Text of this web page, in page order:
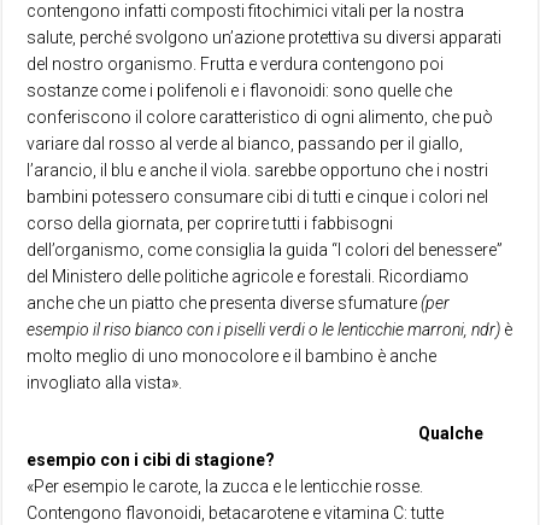
contengono infatti composti fitochimici vitali per la nostra
salute, perché svolgono un’azione protettiva su diversi apparati
del nostro organismo. Frutta e verdura contengono poi
sostanze come i polifenoli e i flavonoidi: sono quelle che
conferiscono il colore caratteristico di ogni alimento, che può
variare dal rosso al verde al bianco, passando per il giallo,
l’arancio, il blu e anche il viola. sarebbe opportuno che i nostri
bambini potessero consumare cibi di tutti e cinque i colori nel
corso della giornata, per coprire tutti i fabbisogni
dell’organismo, come consiglia la guida “I colori del benessere”
del Ministero delle politiche agricole e forestali. Ricordiamo
anche che un piatto che presenta diverse sfumature(per
esempio il riso bianco con i piselli verdi o le lenticchie marroni, ndr) è
molto meglio di uno monocolore e il bambino è anche
invogliato alla vista».
Qualche
esempio con i cibi di stagione?
«Per esempio le carote, la zucca e le lenticchie rosse.
Contengono flavonoidi, betacarotene e vitamina C: tutte